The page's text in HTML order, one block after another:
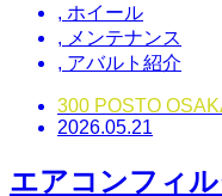
, ホイール
, メンテナンス
, アバルト紹介
300 POSTO
2026.05.21
エアコンフィ